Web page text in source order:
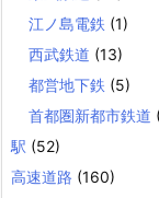
江ノ島電鉄 (1)
西武鉄道 (13)
都営地下鉄 (5)
首都圏新都市鉄道
駅 (52)
高速道路 (160)